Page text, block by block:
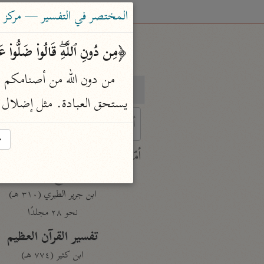
بحث تفسير
characters for results.
أمّهات
ابن جرير الطبري (٣١٠ هـ)
نحو ٢٨ مجلدًا
تفسير القرآن العظيم
ابن كثير (٧٧٤ هـ)
المختصر في التفسير — مركز
﴿مِن دُونِ ٱللَّهِۖ قَالُوا۟
يستحق العبادة. مثل